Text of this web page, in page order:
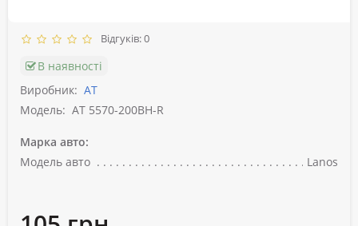
Відгуків: 0
В наявності
Виробник: АТ
Модель: AT 5570-200BH-R
Марка авто:
Модель авто
Lanos